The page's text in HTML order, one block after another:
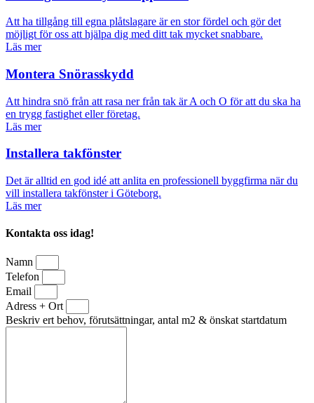
Att ha tillgång till egna plåtslagare är en stor fördel och gör det
möjligt för oss att hjälpa dig med ditt tak mycket snabbare.
Läs mer
Montera Snörasskydd
Att hindra snö från att rasa ner från tak är A och O för att du ska ha
en trygg fastighet eller företag.
Läs mer
Installera takfönster
Det är alltid en god idé att anlita en professionell byggfirma när du
vill installera takfönster i Göteborg.
Läs mer
Kontakta oss idag!
Namn
Telefon
Email
Adress + Ort
Beskriv ert behov, förutsättningar, antal m2 & önskat startdatum